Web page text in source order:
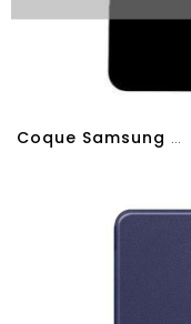
Coque Samsung Galaxy Tab S11 Ultra / S10 Ultra / S9 Ultra / S8 Ultra Silicone